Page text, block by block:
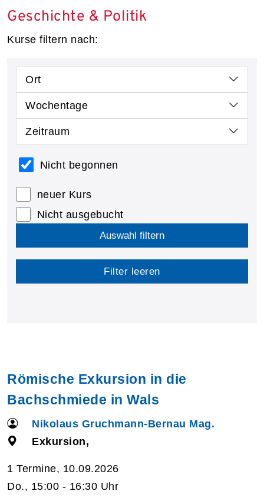
Geschichte & Politik
Kurse filtern nach:
Ort
Wochentage
Zeitraum
Nicht begonnen
neuer Kurs
Nicht ausgebucht
Auswahl filtern
Filter leeren
Römische Exkursion in die
Bachschmiede in Wals
Nikolaus Gruchmann-Bernau Mag.
Exkursion,
1 Termine, 10.09.2026
Do., 15:00 - 16:30 Uhr